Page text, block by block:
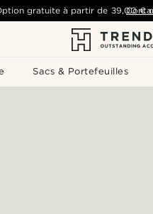
Sacs & Portefeuilles
gratuite à partir de 39,00 €